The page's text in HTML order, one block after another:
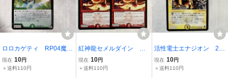
ロロカゲティ RP04魔
37/61
現在 10円
＋送料110円
紅神龍セメルダイン DM
R05 95/110 2枚セット
現在 10円
＋送料110円
活性電士エナジオン 20
06 38/55/Y5
現在 10円
＋送料110円